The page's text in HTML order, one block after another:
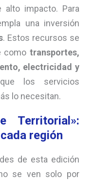
alto impacto. Para
una inversión
. Estos recursos se
como transportes,
electricidad y
los servicios
lo necesitan.
Territorial»:
región
de esta edición
se ven solo por